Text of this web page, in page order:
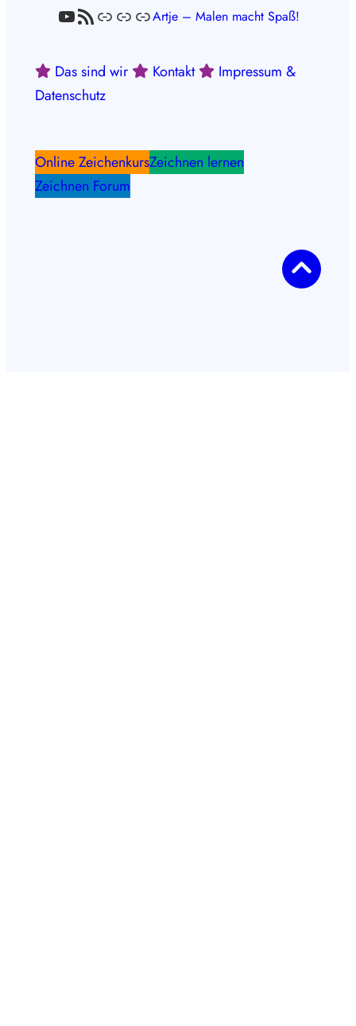
YouTube
RSS-FeedLinkLinkLinkArtje – Malen macht Spaß!
Das sind wir Kontakt
Impressum &
Datenschutz
Online ZeichenkursZeichnen lernen
Zeichnen Forum